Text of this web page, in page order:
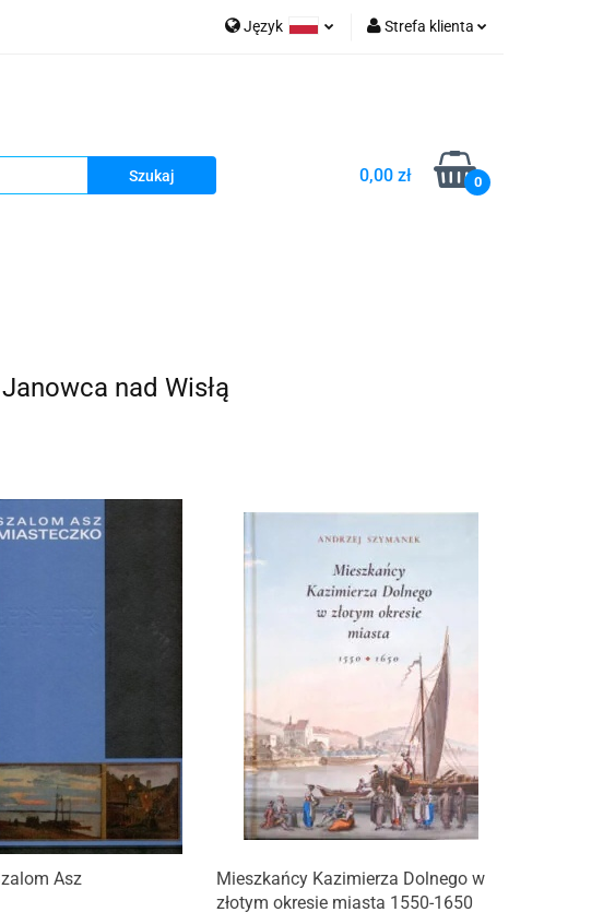
Język Strefa klienta
Dodaj zgłoszenie
Zgody cookies
0,00 zł 0
Morza Martwego Sea of Spa
H&b
nad Wisłą
Asz Produkt niedostępny
Mieszkańcy Kazimierza Dolnego w
złotym okresie miasta 1550-1650